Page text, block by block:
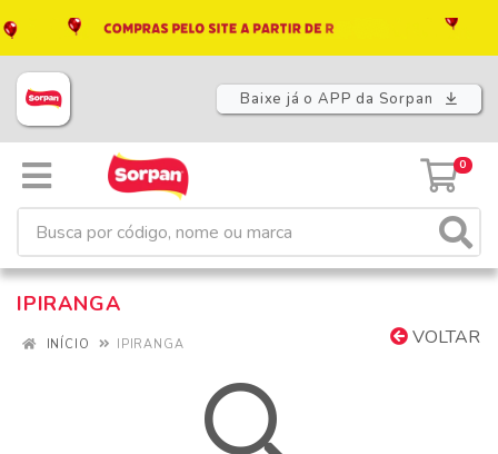
Baixe já o APP da Sorpan
0
IPIRANGA
VOLTAR
INÍCIO IPIRANGA